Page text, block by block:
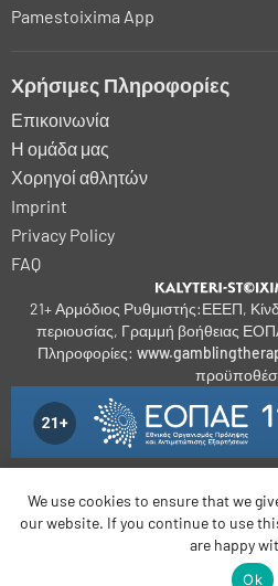
Pamestoixima App
Χρήσιμες Πληροφορίες
Επικοινωνία
Η ομάδα μας
Χορηγοί αθλητών
Imprint
Privacy Policy
FAQ
21+ Αρμόδιος Ρυθμιστής:ΕΕΕΠ,
περιουσίας, Γραμμή βοήθειας
Πληροφορίες:
bonus-betting.dk
bonus-
kalyteri-stoiximatiki.gr
sportfogadas-
We use cookies to ensure that we
our website. If you continue to use
are happy
Ok